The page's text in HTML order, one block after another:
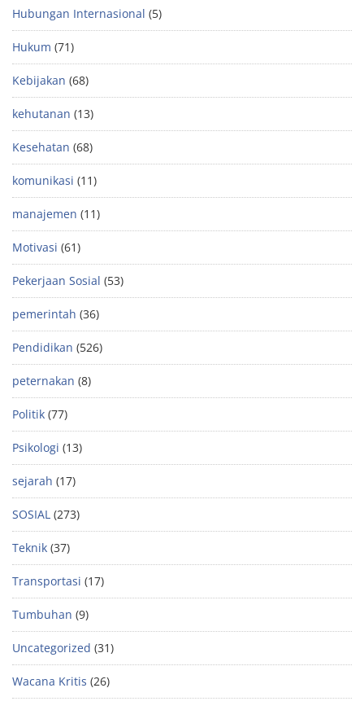
Hubungan Internasional (5)
Hukum (71)
Kebijakan (68)
kehutanan (13)
Kesehatan (68)
komunikasi (11)
manajemen (11)
Motivasi (61)
Pekerjaan Sosial (53)
pemerintah (36)
Pendidikan (526)
peternakan (8)
Politik (77)
Psikologi (13)
sejarah (17)
SOSIAL (273)
Teknik (37)
Transportasi (17)
Tumbuhan (9)
Uncategorized (31)
Wacana Kritis (26)